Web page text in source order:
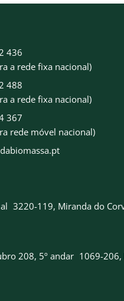
436
a rede fixa nacional)
488
a rede fixa nacional)
367
rede móvel nacional)
3220-119, Miranda do
208, 5º andar 1069-206,